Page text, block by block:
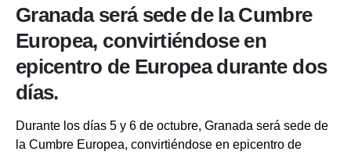
Granada será sede de la Cumbre
Europea, convirtiéndose en
epicentro de Europea durante dos
días.
Durante los días 5 y 6 de octubre, Granada será sede de
la Cumbre Europea, convirtiéndose en epicentro de